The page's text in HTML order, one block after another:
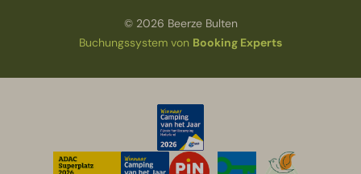
© 2026 Beerze Bulten
Buchungssystem von Booking Experts